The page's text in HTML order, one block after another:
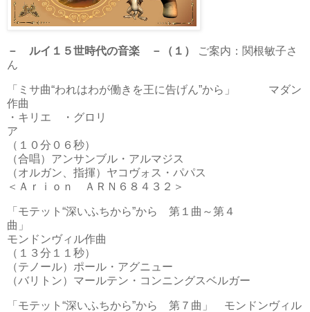
－ ルイ１５世時代の音楽 －（１）
ご案内：関根敏子さ
ん
「ミサ曲“われはわが働きを王に告げん”から」 マダン
作曲
・キリエ ・グロリ
ア
（１０分０６秒）
（合唱）アンサンブル・アルマジス
（オルガン、指揮）ヤコヴォス・パパス
＜Ａｒｉｏｎ ＡＲＮ６８４３２＞
「モテット“深いふちから”から 第１曲～第４
曲」
モンドンヴィル作曲
（１３分１１秒）
（テノール）ポール・アグニュー
（バリトン）マールテン・コンニングスベルガー
「モテット“深いふちから”から 第７曲」 モンドンヴィル